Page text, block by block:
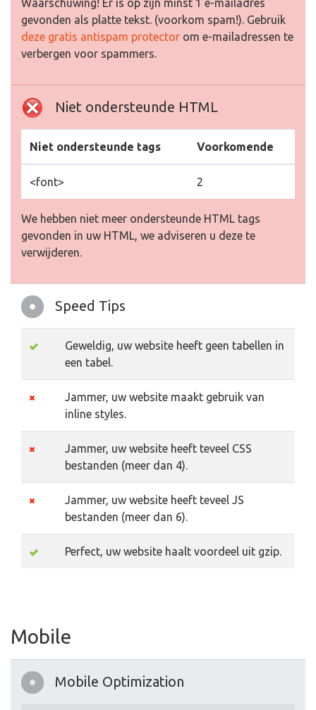
Waarschuwing! Er is op zijn minst 1 e-mailadres
gevonden als platte tekst. (voorkom spam!). Gebruik
deze gratis antispam protector om e-mailadressen te
verbergen voor spammers.
Niet ondersteunde HTML
Niet ondersteunde tags Voorkomende
<font> 2
We hebben niet meer ondersteunde HTML tags
gevonden in uw HTML, we adviseren u deze te
verwijderen.
Speed Tips
Geweldig, uw website heeft geen tabellen in
een tabel.
Jammer, uw website maakt gebruik van
inline styles.
Jammer, uw website heeft teveel CSS
bestanden (meer dan 4).
Jammer, uw website heeft teveel JS
bestanden (meer dan 6).
Perfect, uw website haalt voordeel uit gzip.
Mobile
Mobile Optimization